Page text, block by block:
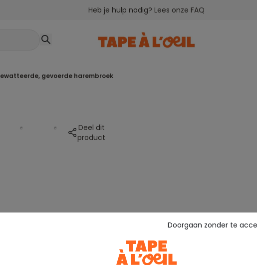
Heb je hulp nodig? Lees onze FAQ
gewatteerde, gevoerde harembroek
Deel dit
product
Doorgaan zonder te